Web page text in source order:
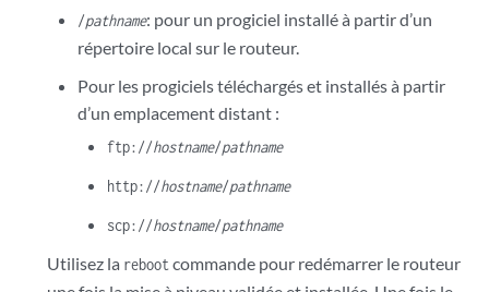
/pathname: pour un progiciel installé à partir d’un
répertoire local sur le routeur.
Pour les progiciels téléchargés et installés à partir
d’un emplacement distant :
ftp://hostname/pathname
http://hostname/pathname
scp://hostname/pathname
Utilisez la rebootcommande pour redémarrer le routeur